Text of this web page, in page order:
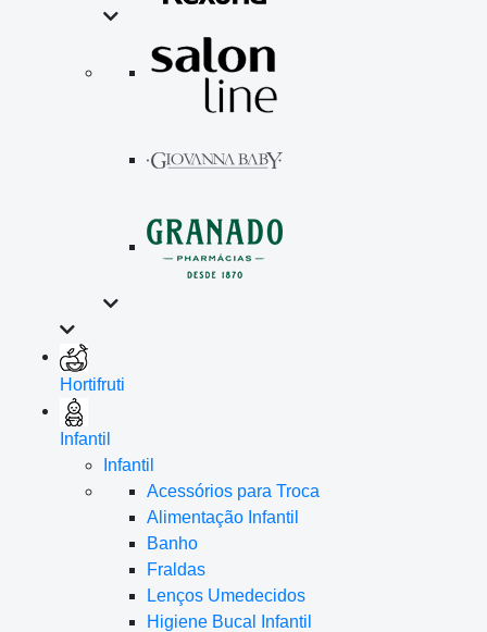
Hortifruti
Infantil
Infantil
Acessórios para Troca
Alimentação Infantil
Banho
Fraldas
Lenços Umedecidos
Higiene Bucal Infantil